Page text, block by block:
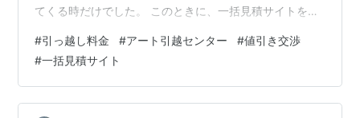
てくる時だけでした。 このときに、一括見積サイトを利
最高額が7万で、最安値は2万8千円でした！ ただし、こ
れは11月前半の引っ越しが少ない時期だったために実現
できた料金だと思います。 だから、この時期の引っ越し
には適用されないと思いますが、ご参考までに。 見積も
#引っ越し料金 #アート引越センター #値引き交渉
#一括見積サイト